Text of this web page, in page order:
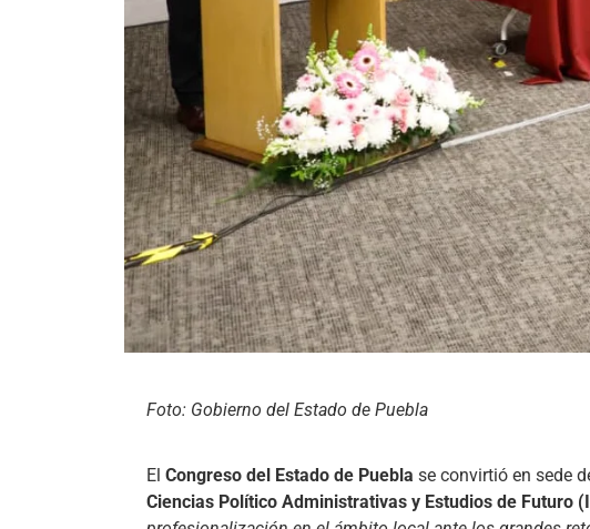
Foto: Gobierno del Estado de Puebla
El Congreso del Estado de Puebla se convirtió en sede
Ciencias Político Administrativas y Estudios de Futuro